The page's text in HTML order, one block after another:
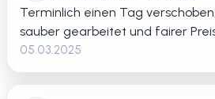
Terminlich einen Tag
sauber gearbeitet und fairer
05.03.2025